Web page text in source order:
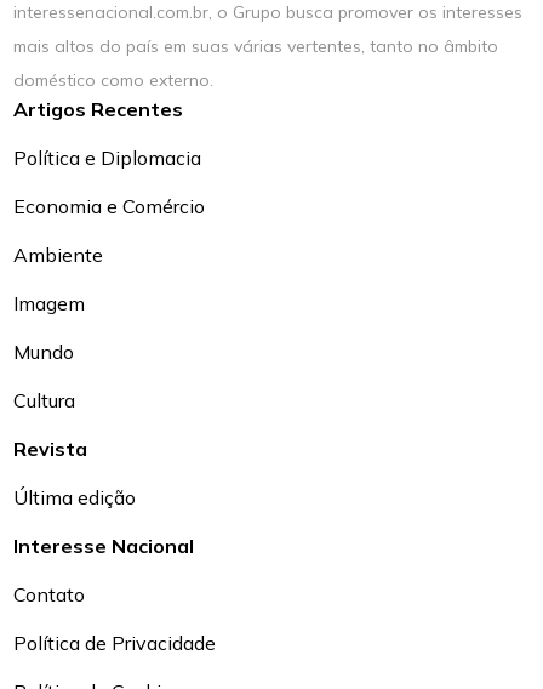
interessenacional.com.br, o Grupo busca promover os interesses
mais altos do país em suas várias vertentes, tanto no âmbito
doméstico como externo.
Artigos Recentes
Política e Diplomacia
Economia e Comércio
Ambiente
Imagem
Mundo
Cultura
Revista
Última edição
Interesse Nacional
Contato
Política de Privacidade